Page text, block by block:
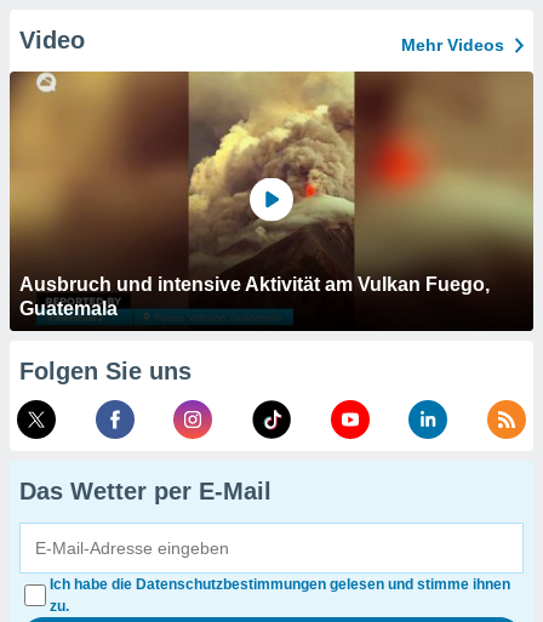
Video Mehr Videos
Ausbruch und intensive Aktivität am Vulkan Fuego,
Guatemala
Folgen Sie uns
Das Wetter per E-Mail
Ich habe die Datenschutzbestimmungen gelesen und stimme ihnen
zu.